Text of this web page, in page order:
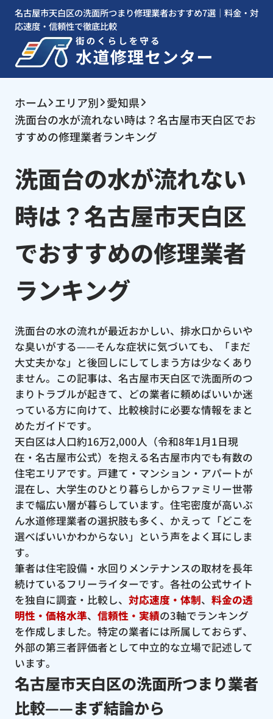
名古屋市天白区の洗面所つまり修理業者おすすめ7選｜料金・対
応速度・信頼性で徹底比較
ホーム エリア別 愛知県
洗面台の水が流れない時は？名古屋市天白区でお
すすめの修理業者ランキング
洗面台の水が流れない
時は？名古屋市天白区
でおすすめの修理業者
ランキング
洗面台の水の流れが最近おかしい、排水口からいや
な臭いがする——そんな症状に気づいても、「まだ
大丈夫かな」と後回しにしてしまう方は少なくあり
ません。この記事は、名古屋市天白区で洗面所のつ
まりトラブルが起きて、どの業者に頼めばいいか迷
っている方に向けて、比較検討に必要な情報をまと
めたガイドです。
天白区は人口約16万2,000人（令和8年1月1日現
在・名古屋市公式）を抱える名古屋市内でも有数の
住宅エリアです。戸建て・マンション・アパートが
混在し、大学生のひとり暮らしからファミリー世帯
まで幅広い層が暮らしています。住宅密度が高いぶ
ん水道修理業者の選択肢も多く、かえって「どこを
選べばいいかわからない」という声をよく耳にしま
す。
筆者は住宅設備・水回りメンテナンスの取材を長年
続けているフリーライターです。各社の公式サイト
を独自に調査・比較し、 対応速度・体制、 料金の透
明性・価格水準、 信頼性・実績の3軸でランキング
を作成しました。特定の業者には所属しておらず、
外部の第三者評価者として中立的な立場で記述して
います。
名古屋市天白区の洗面所つまり業者
比較——まず結論から